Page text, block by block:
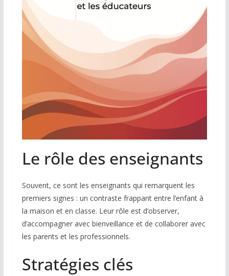
Le rôle des enseignants
Souvent, ce sont les enseignants qui remarquent les
premiers signes : un contraste frappant entre l’enfant à
la maison et en classe. Leur rôle est d’observer,
d’accompagner avec bienveillance et de collaborer avec
les parents et les professionnels.
Stratégies clés